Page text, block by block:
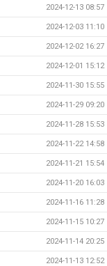
2024-12-13 08:57
2024-12-03 11:10
2024-12-02 16:27
2024-12-01 15:12
2024-11-30 15:55
2024-11-29 09:20
2024-11-28 15:53
2024-11-22 14:58
2024-11-21 15:54
2024-11-20 16:03
2024-11-16 11:28
2024-11-15 10:27
2024-11-14 20:25
2024-11-13 12:52